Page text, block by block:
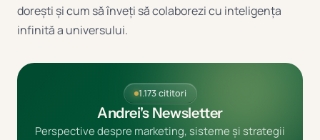
dorești și cum să înveți să colaborezi cu inteligența
infinită a universului.
1.173 cititori
Andrei's Newsletter
Perspective despre marketing, sisteme și strategii